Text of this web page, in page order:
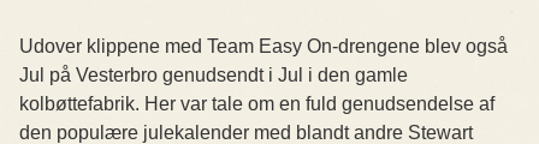
Udover klippene med Team Easy On-drengene blev også
Jul på Vesterbro genudsendt i Jul i den gamle
kolbøttefabrik. Her var tale om en fuld genudsendelse af
den populære julekalender med blandt andre Stewart